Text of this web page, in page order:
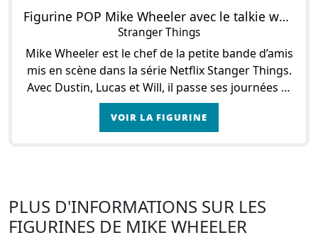
Figurine POP Mike Wheeler avec le talkie walkie
Stranger Things
Mike Wheeler est le chef de la petite bande d’amis
mis en scène dans la série Netflix Stanger Things.
Avec Dustin, Lucas et Will, il passe ses journées et
soirées à jouer à des jeux de plateau
VOIR LA FIGURINE
PLUS D'INFORMATIONS SUR LES
FIGURINES DE MIKE WHEELER